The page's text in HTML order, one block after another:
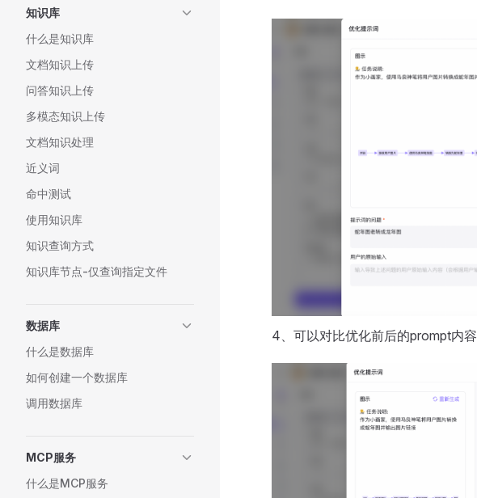
知识库
什么是知识库
文档知识上传
问答知识上传
多模态知识上传
文档知识处理
近义词
命中测试
使用知识库
知识查询方式
知识库节点-仅查询指定文件
数据库
什么是数据库
如何创建一个数据库
调用数据库
MCP服务
什么是MCP服务
4、可以对比优化前后的prompt内容